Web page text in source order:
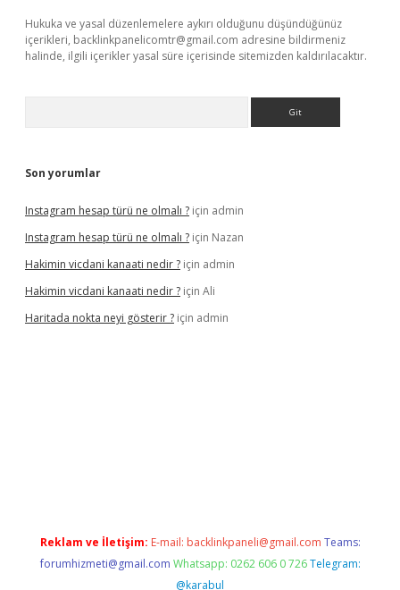
Hukuka ve yasal düzenlemelere aykırı olduğunu düşündüğünüz
içerikleri, backlinkpanelicomtr@gmail.com adresine bildirmeniz
halinde, ilgili içerikler yasal süre içerisinde sitemizden kaldırılacaktır.
Son yorumlar
Instagram hesap türü ne olmalı ? için admin
Instagram hesap türü ne olmalı ? için Nazan
Hakimin vicdani kanaati nedir ? için admin
Hakimin vicdani kanaati nedir ? için Ali
Haritada nokta neyi gösterir ? için admin
Reklam ve İletişim: E-mail: backlinkpaneli@gmail.com Teams:
forumhizmeti@gmail.com Whatsapp: 0262 606 0 726 Telegram:
@karabul